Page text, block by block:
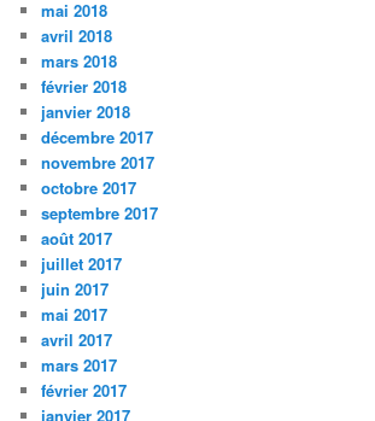
mai 2018
avril 2018
mars 2018
février 2018
janvier 2018
décembre 2017
novembre 2017
octobre 2017
septembre 2017
août 2017
juillet 2017
juin 2017
mai 2017
avril 2017
mars 2017
février 2017
janvier 2017